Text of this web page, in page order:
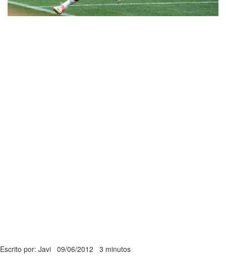
Escrito por: Javi 09/06/2012 3 minutos